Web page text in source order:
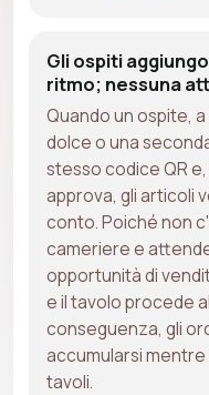
Gli ospiti
ritmo; nessuna
Quando un ospite,
dolce o una
stesso codice QR
approva, gli articoli
conto. Poiché non
cameriere e
opportunità di
e il tavolo procede
conseguenza, gli
accumularsi mentre
tavoli.